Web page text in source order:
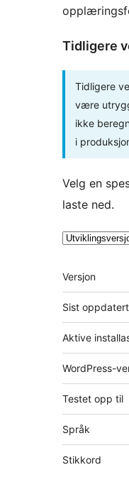
Tidligere
Tidligere
være
ikke
i
Velg en
laste ned.
Meta
Versjon
Sist oppdatert
Aktive
WordPress-
Testet opp til
Språk
Stikkord